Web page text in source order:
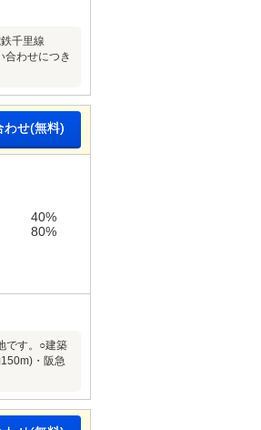
鉄千里線
わせにつき
わせ(無料)
40%
80%
です。○建築
・阪急